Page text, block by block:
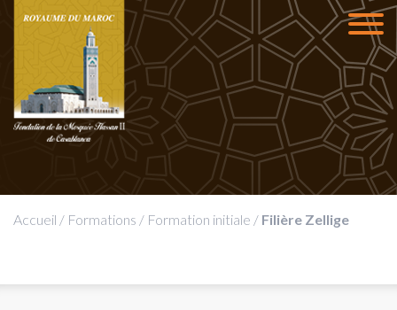
Accueil / Formations / Formation initiale / Filière Zellige